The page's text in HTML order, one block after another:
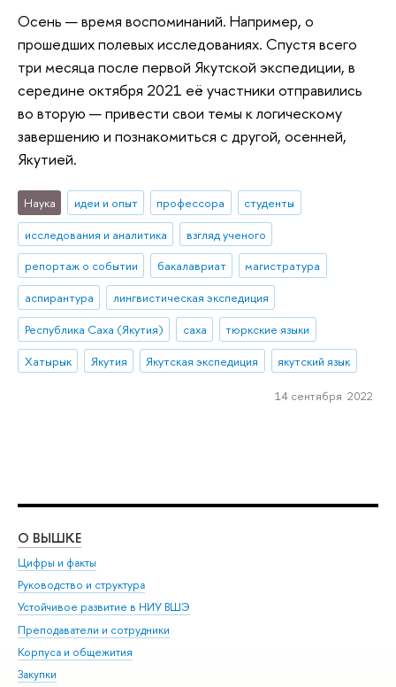
Осень — время воспоминаний. Например, о
прошедших полевых исследованиях. Спустя всего
три месяца после первой Якутской экспедиции, в
середине октября 2021 её участники отправились
во вторую — привести свои темы к логическому
завершению и познакомиться с другой, осенней,
Якутией.
Наука идеи и опыт профессора
студенты
исследования и аналитика
взгляд ученого
репортаж о событии
бакалавриат
магистратура
аспирантура
лингвистическая экспедиция
Республика Саха (Якутия)
саха
тюркские языки
Хатырык
Якутия Якутская экспедиция якутский язык
14 сентября 2022
О ВЫШКЕ
Цифры и факты
Руководство и структура
Устойчивое развитие в НИУ ВШЭ
Преподаватели и сотрудники
Корпуса и общежития
Закупки